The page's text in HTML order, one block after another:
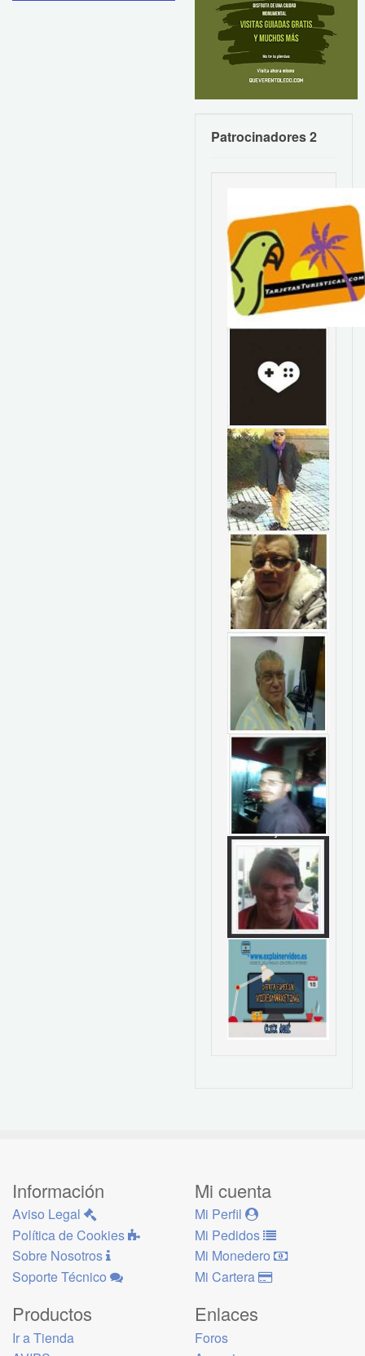
Patrocinadores 2
Información
Aviso Legal
Política de Cookies
Sobre Nosotros
Soporte Técnico
Mi cuenta
Mi Perfil
Mi Pedidos
Mi Monedero
Mi Cartera
Productos
Ir a Tienda
Enlaces
Foros